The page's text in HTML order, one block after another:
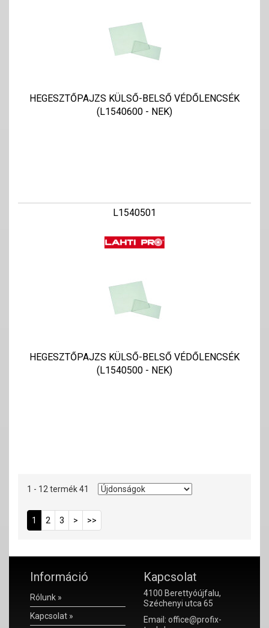
HEGESZTŐPAJZS KÜLSŐ-BELSŐ VÉDŐLENCSÉK
(L1540600 - NEK)
L1540501
HEGESZTŐPAJZS KÜLSŐ-BELSŐ VÉDŐLENCSÉK
(L1540500 - NEK)
1 - 12 termék 41
1 2 3 > >>
Információ
Rólunk »
Kapcsolat »
Kapcsolat
4100 Berettyóújfalu,
Széchenyi utca 65
Email: office@profix-